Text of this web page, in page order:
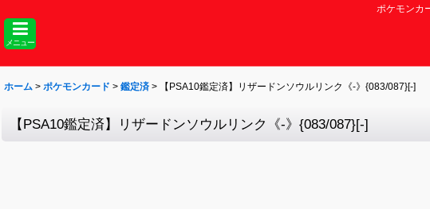
ポケモンカ
メニュー
ホーム > ポケモンカード > 鑑定済 > 【PSA10鑑定済】リザードンソウルリンク《-》{083/087}[-]
【PSA10鑑定済】リザードンソウルリンク《-》{083/087}[-]